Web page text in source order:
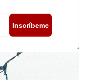
Inscríbeme